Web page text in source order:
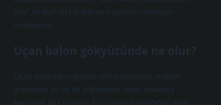
olur” ile ilgili dikkat edilmesi gereken noktaları
inceliyoruz.
Uçan balon gökyüzünde ne olur?
Uçan balonlar çoğumuz için çocuklukla, doğum
günleriyle ya da bir kutlamanın renkli anlarıyla
bağlantılı gibi duruyor. Elimizden bıraktığımız anda